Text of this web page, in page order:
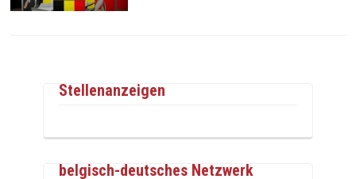
Stellenanzeigen
belgisch-deutsches Netzwerk